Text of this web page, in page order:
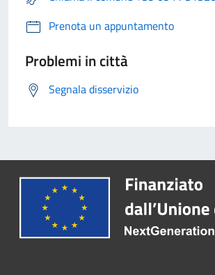
Prenota un appuntamento
Problemi in città
Segnala disservizio